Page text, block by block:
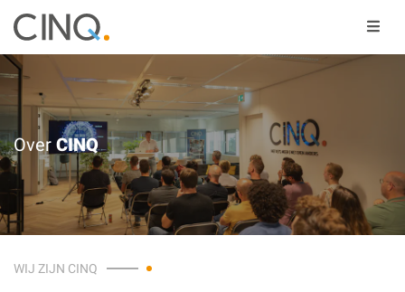
Over CINQ
WIJ ZIJN CINQ